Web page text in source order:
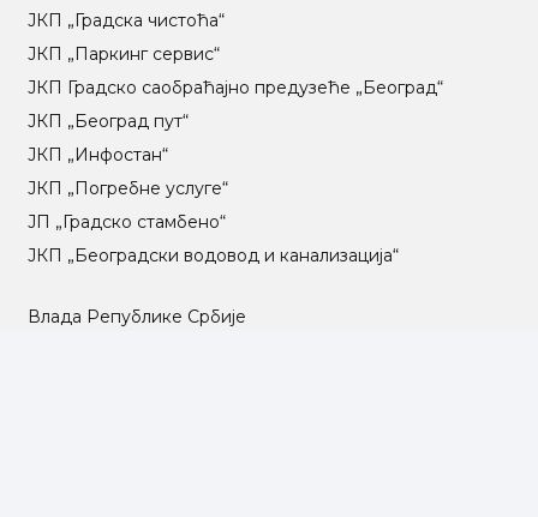
ЈКП „Градска чистоћа“
ЈКП „Паркинг сервис“
ЈКП Градско саобраћајно предузеће „Београд“
ЈКП „Београд пут“
ЈКП „Инфостан“
ЈКП „Погребне услуге“
ЈП „Градско стамбено“
ЈКП „Београдски водовод и канализација“
Влада Републике Србије